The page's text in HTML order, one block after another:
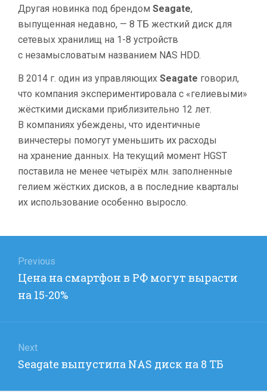
Другая новинка под брендом Seagate,
выпущенная недавно, — 8 ТБ жесткий диск для
сетевых хранилищ на 1-8 устройств
с незамысловатым названием NAS HDD.
В 2014 г. один из управляющих Seagate говорил,
что компания экспериментировала с «гелиевыми»
жёсткими дисками приблизительно 12 лет.
В компаниях убеждены, что идентичные
винчестеры помогут уменьшить их расходы
на хранение данных. На текущий момент HGST
поставила не менее четырёх млн. заполненные
гелием жёстких дисков, а в последние кварталы
их использование особенно выросло.
по
записям
Previous
Previous
post:
Цена на смартфон в РФ могут вырасти
на 15-20%
Next
Next
Seagate выпустила NAS диск на 8 ТБ